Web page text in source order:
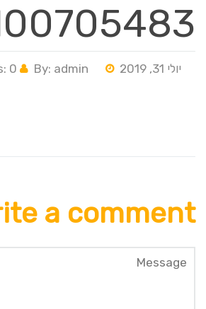
יולי 31, 2019 By: admin
0
a comment